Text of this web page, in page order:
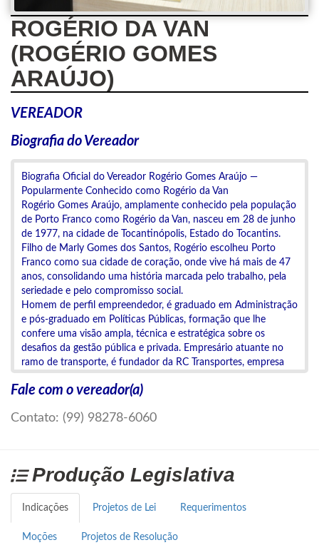
ROGÉRIO DA VAN
(ROGÉRIO GOMES
ARAÚJO)
VEREADOR
Biografia do Vereador
Biografia Oficial do Vereador Rogério Gomes Araújo —
Popularmente Conhecido como Rogério da Van
Rogério Gomes Araújo, amplamente conhecido pela população
de Porto Franco como Rogério da Van, nasceu em 28 de junho
de 1977, na cidade de Tocantinópolis, Estado do Tocantins.
Filho de Marly Gomes dos Santos, Rogério escolheu Porto
Franco como sua cidade de coração, onde vive há mais de 47
anos, consolidando uma história marcada pelo trabalho, pela
seriedade e pelo compromisso social.
Homem de perfil empreendedor, é graduado em Administração
e pós-graduado em Políticas Públicas, formação que lhe
confere uma visão ampla, técnica e estratégica sobre os
desafios da gestão pública e privada. Empresário atuante no
ramo de transporte, é fundador da RC Transportes, empresa
da cidade e da região, gerando empregos, renda e contribuindo
A origem do nome pelo qual é carinhosamente chamado pela
trabalho honesto, pela pontualidade e pelo compromisso com
a comunidade.
Aos 17 anos, em 1994, mudou-se para Brasília (DF) em busca
trajetória profissional sólida, atuando por 11 anos como
Fale com o vereador(a)
Contato: (99) 98278-6060
Produção Legislativa
Indicações Projetos de Lei Requerimentos
Moções Projetos de Resolução